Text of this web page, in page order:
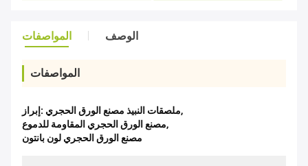
المواصفات الوصف
المواصفات
إبراز: ملصقات النبيذ مصنع الورق الحجري,
مصنع الورق الحجري المقاومة للدموع,
مصنع الورق الحجري لون بانتون